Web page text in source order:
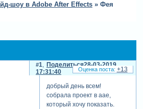
шоу в Adobe After Effects » Фея
Поделиться
1
28-03-2019
17:31:40
добрый день всем!
собрала проект в аае,
который хочу показать.
+13